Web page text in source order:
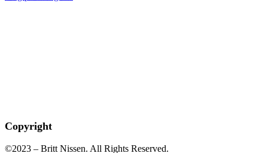
Copyright
©2023 – Britt Nissen. All Rights Reserved.